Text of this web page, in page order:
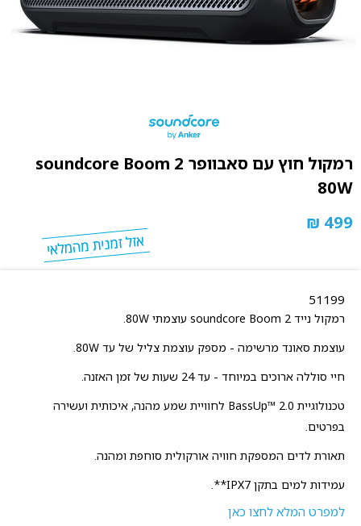
רמקול חוץ עם סאבוופר soundcore Boom 2
80W
499 ₪
51199
רמקול נייד soundcore Boom 2 עוצמתי 80W.
עוצמת סאונד מרשימה - מספק עוצמת צליל של עד 80W.
חיי סוללה ארוכים במיוחד - עד 24 שעות של זמן האזנה.
טכנולוגיית BassUp™ 2.0 לחוויית שמע מהנה, איכותית ועשירה
בפרטים.
תאורת לדים המספקת חוויה אורקולית סוחפת ומהנה.
עמידות למים בתקן IPX7**.
למפרט המלא לחצו כאן